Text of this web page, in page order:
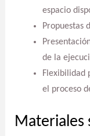
espacio
Propuestas
de la
Flexibilidad
el proceso
Materiales